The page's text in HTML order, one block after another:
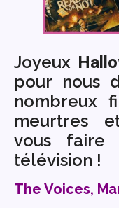
Joyeux
pour nous
nombreux
meurtres
vous faire
télévision !
The Voices,